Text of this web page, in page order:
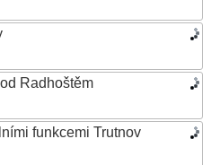
Radhoštěm
funkcemi Trutnov